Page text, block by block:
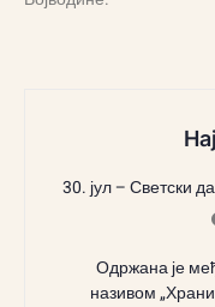
30. јул – Светски
Одржана је
називом